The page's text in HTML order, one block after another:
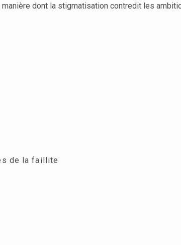
dont la stigmatisation contredit les
de la faillite